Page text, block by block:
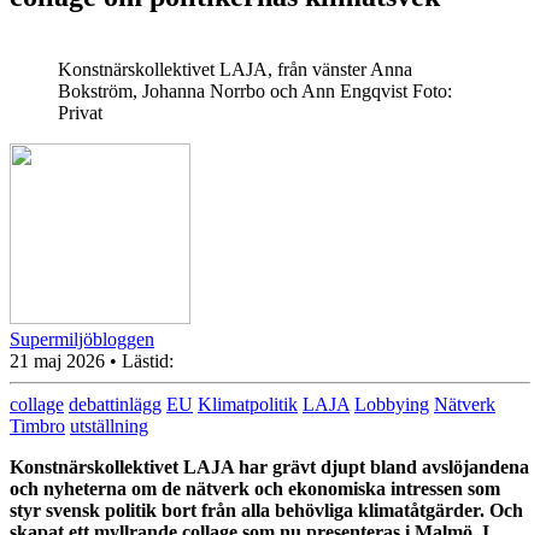
Konstnärskollektivet LAJA, från vänster Anna
Bokström, Johanna Norrbo och Ann Engqvist Foto:
Privat
Supermiljöbloggen
21 maj 2026 • Lästid:
collage debattinlägg EU Klimatpolitik LAJA Lobbying Nätverk
Timbro utställning
Konstnärskollektivet LAJA har grävt djupt bland avslöjandena
och nyheterna om de nätverk och ekonomiska intressen som
styr svensk politik bort från alla behövliga klimatåtgärder. Och